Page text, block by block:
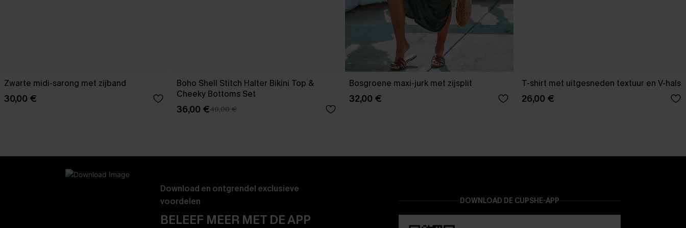
Zwarte midi-sarong met zijband
30,00 €
Boho Shell Stitch Halter Bikini Top &
Cheeky Bottoms Set
36,00 €40,00 €
Bosgroene maxi-jurk met zijsplit
32,00 €
T-shirt met uitgesneden textuur en V-hals
26,00 €
Download en ontgrendel exclusieve
voordelen
BELEEF MEER MET DE APP
DOWNLOAD DE CUPSHE-APP